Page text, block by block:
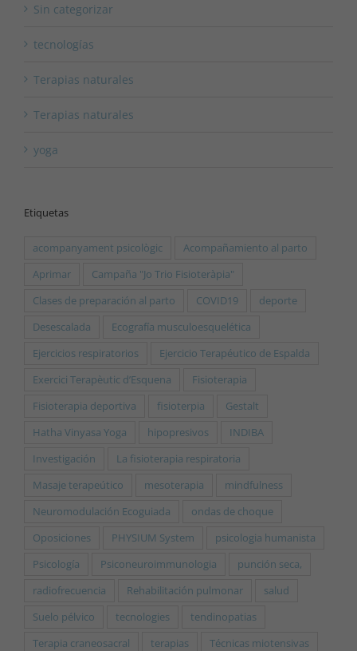
Sin categorizar
tecnologías
Terapias naturales
Terapias naturales
yoga
Etiquetas
acompanyament psicològic
Acompañamiento al parto
Aprimar
Campaña "Jo Trio Fisioteràpia"
Clases de preparación al parto
COVID19
deporte
Desescalada
Ecografía musculoesquelética
Ejercicios respiratorios
Ejercicio Terapéutico de Espalda
Exercici Terapèutic d’Esquena
Fisioterapia
Fisioterapia deportiva
fisioterpia
Gestalt
Hatha Vinyasa Yoga
hipopresivos
INDIBA
Investigación
La fisioterapia respiratoria
Masaje terapeútico
mesoterapia
mindfulness
Neuromodulación Ecoguiada
ondas de choque
Oposiciones
PHYSIUM System
psicologia humanista
Psicología
Psiconeuroimmunologia
punción seca,
radiofrecuencia
Rehabilitación pulmonar
salud
Suelo pélvico
tecnologies
tendinopatias
Terapia craneosacral
terapias
Técnicas miotensivas